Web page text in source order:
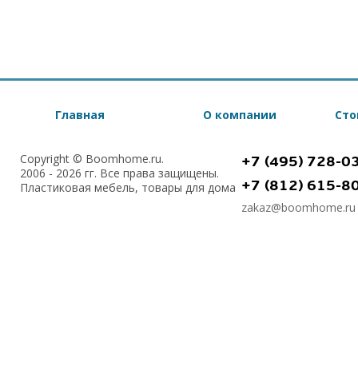
Главная О компании
Copyright © Boomhome.ru.
2006 - 2026 гг. Все права защищены.
Пластиковая мебель, товары для дома
+7 (495) 728-
+7 (812) 615-
zakaz@boomhome.ru